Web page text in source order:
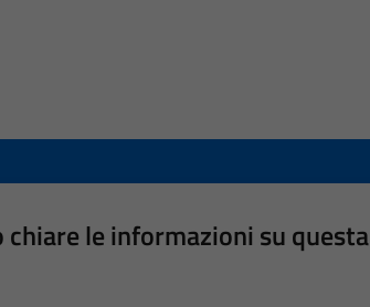
chiare le informazioni su questa